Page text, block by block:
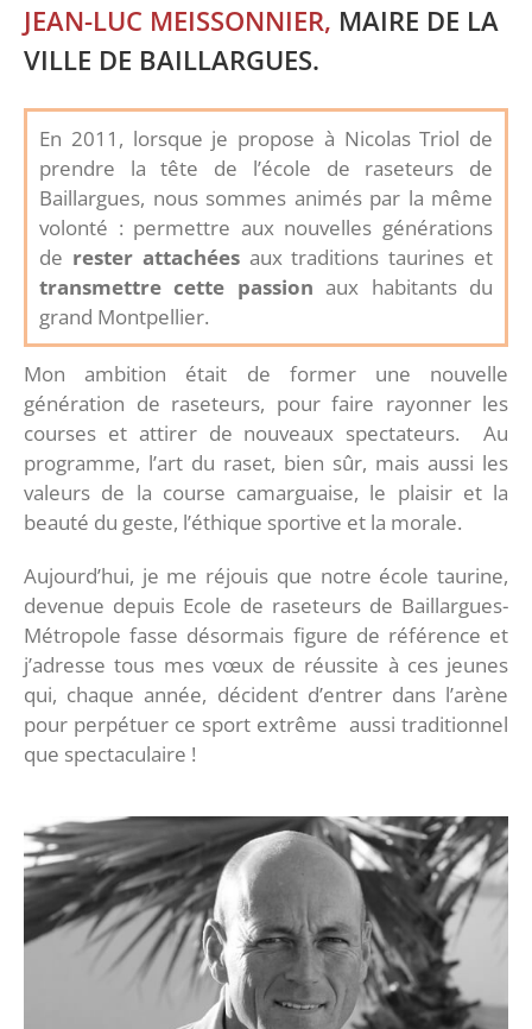
JEAN-LUC MEISSONNIER, MAIRE DE LA
VILLE DE BAILLARGUES.
En 2011, lorsque je propose à Nicolas Triol de
prendre la tête de l’école de raseteurs de
Baillargues, nous sommes animés par la même
volonté : permettre aux nouvelles générations
de rester attachéesaux traditions taurines et
transmettre cette passion aux habitants du
grand Montpellier.
Mon ambition était de former une nouvelle
génération de raseteurs, pour faire rayonner les
courses et attirer de nouveaux spectateurs. Au
programme, l’art du raset, bien sûr, mais aussi les
valeurs de la course camarguaise, le plaisir et la
beauté du geste, l’éthique sportive et la morale.
Aujourd’hui, je me réjouis que notre école taurine,
devenue depuis Ecole de raseteurs de Baillargues-
Métropole fasse désormais figure de référence et
j’adresse tous mes vœux de réussite à ces jeunes
qui, chaque année, décident d’entrer dans l’arène
pour perpétuer ce sport extrême aussi traditionnel
que spectaculaire !